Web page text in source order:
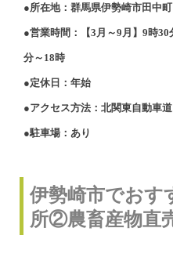
●所在地：群馬県伊勢崎市田中町
●営業時間：【3月～9月】9時
分～18時
●定休日：年始
●アクセス方法：北関東自動車
●駐車場：あり
伊勢崎市でおす
所②農畜産物直